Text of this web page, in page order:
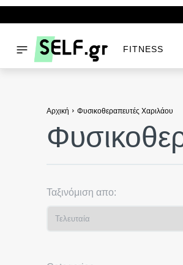
FITNESS
Αρχική Φυσικοθεραπευτές Χαριλάου
Ταξινόμιση απο: